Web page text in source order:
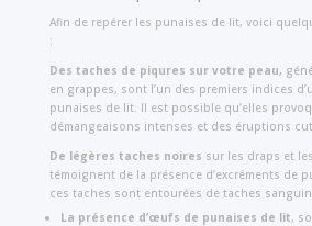
Afin de repérer les punaises de lit, voici
:
Des taches de piqures sur votre peau,
en grappes, sont l’un des premiers indices
punaises de lit. Il est possible qu’elles
démangeaisons intenses et des éruptions
De légères taches noires sur les draps et
témoignent de la présence d’excréments de
ces taches sont entourées de taches
La présence d’œufs de punaises de lit,